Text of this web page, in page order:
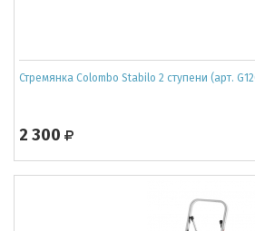
Стремянка Colombo Stabilo 2 ступени (арт.
2 300